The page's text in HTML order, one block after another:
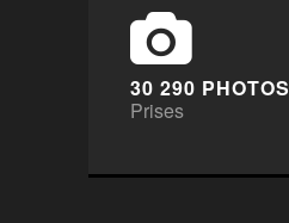
30 290 PHOTOS
Prises